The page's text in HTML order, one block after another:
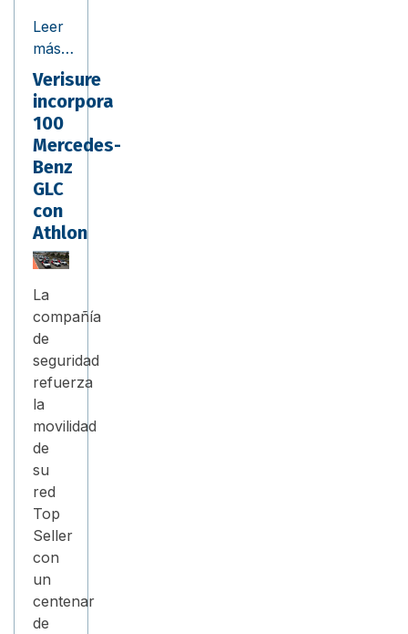
Leer
más…
Verisure
incorpora
100
Mercedes-
Benz
GLC
con
Athlon
La
compañía
de
seguridad
refuerza
la
movilidad
de
su
red
Top
Seller
con
un
centenar
de